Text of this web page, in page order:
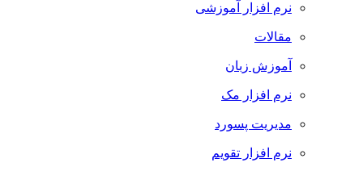
نرم افزار آموزشی
مقالات
آموزش زبان
نرم افزار مک
مدیریت پسورد
نرم افزار تقویم